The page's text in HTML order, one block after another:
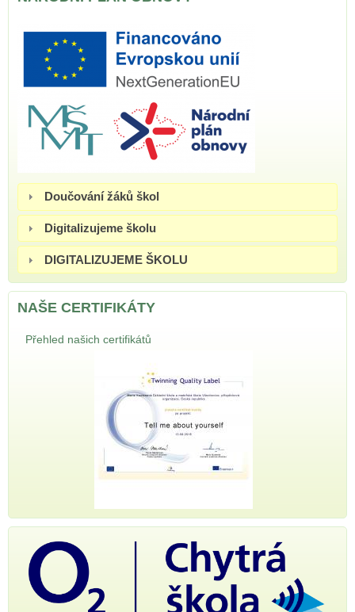
Doučování žáků škol
Digitalizujeme školu
DIGITALIZUJEME ŠKOLU
NAŠE CERTIFIKÁTY
Přehled našich certifikátů